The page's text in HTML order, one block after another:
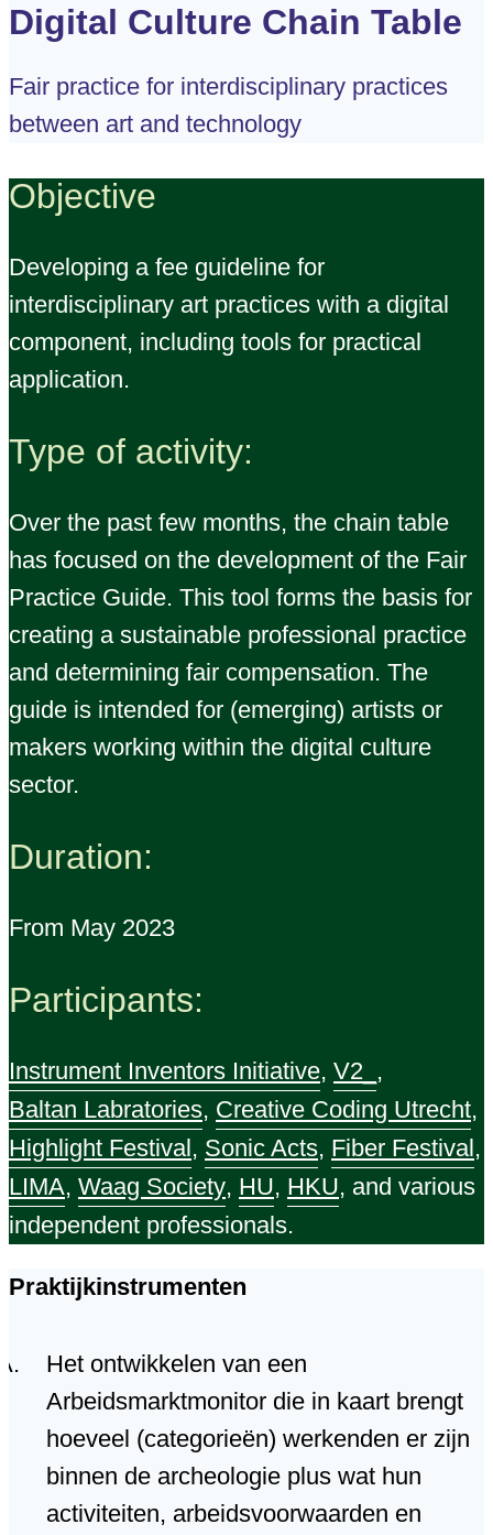
Digital Culture Chain Table
Fair practice for interdisciplinary practices
between art and technology
Objective
Developing a fee guideline for
interdisciplinary art practices with a digital
component, including tools for practical
application.
Type of activity:
Over the past few months, the chain table
has focused on the development of the Fair
Practice Guide. This tool forms the basis for
creating a sustainable professional practice
and determining fair compensation. The
guide is intended for (emerging) artists or
makers working within the digital culture
sector.
Duration:
From May 2023
Participants:
Instrument Inventors Initiative, V2_ ,
Baltan Labratories, Creative Coding Utrecht,
Highlight Festival, Sonic Acts, Fiber Festival,
LIMA, Waag Society, HU, HKU, and various
independent professionals.
Praktijkinstrumenten
Het ontwikkelen van een
Arbeidsmarktmonitor die in kaart brengt
hoeveel (categorieën) werkenden er zijn
binnen de archeologie plus wat hun
activiteiten, arbeidsvoorwaarden en